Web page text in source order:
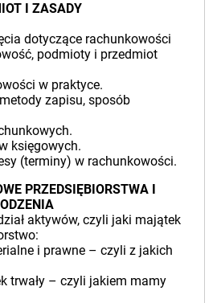
I ZASADY
dotyczące rachunkowości
podmioty i przedmiot
w praktyce.
zapisu, sposób
księgowych.
(terminy) w rachunkowości.
PRZEDSIĘBIORSTWA I
aktywów, czyli jaki majątek
i prawne – czyli z jakich
trwały – czyli jakiem mamy